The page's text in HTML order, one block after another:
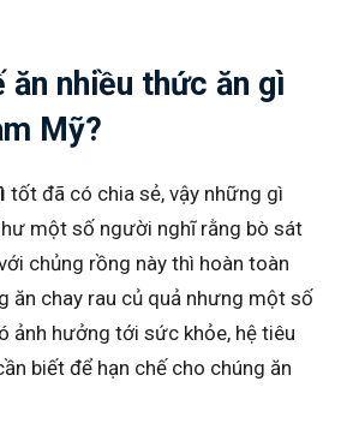
ăn nhiều thức ăn gì
Mỹ?
tốt đã có chia sẻ, vậy những gì
một số người nghĩ rằng bò sát
chủng rồng này thì hoàn toàn
ăn chay rau củ quả nhưng một số
ảnh hưởng tới sức khỏe, hệ tiêu
biết để hạn chế cho chúng ăn